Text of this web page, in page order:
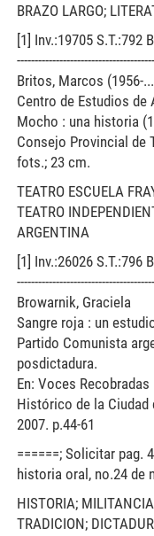
BRAZO LARGO;
[1] Inv.:19705 S.T.:792
Britos, Marcos (1956-
Centro de Estudios de
Mocho : una historia
Consejo Provincial de
fots.; 23 cm.
TEATRO ESCUELA
TEATRO
ARGENTINA
[1] Inv.:26026 S.T.:796
Browarnik, Graciela
Sangre roja : un
Partido Comunista
posdictadura.
En: Voces
Histórico de la Ciudad
2007. p.44-61
======; Solicitar pag.
historia oral, no.24 de
HISTORIA;
TRADICION;